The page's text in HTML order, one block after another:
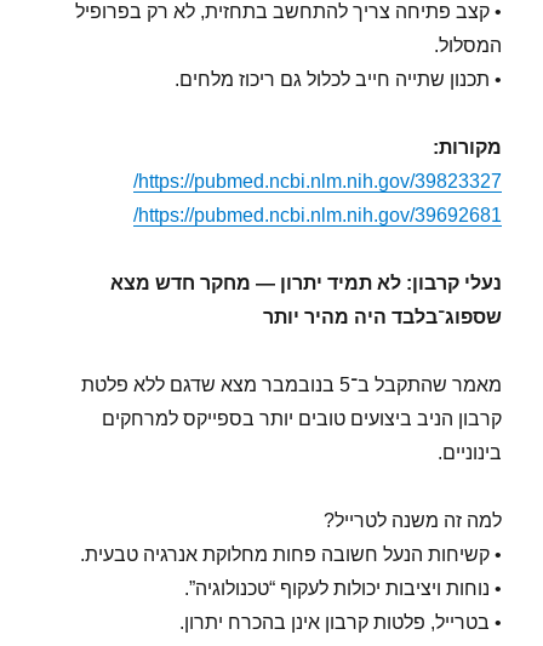
• קצב פתיחה צריך להתחשב בתחזית, לא רק בפרופיל
המסלול.
• תכנון שתייה חייב לכלול גם ריכוז מלחים.
מקורות:
https://pubmed.ncbi.nlm.nih.gov/39823327/
https://pubmed.ncbi.nlm.nih.gov/39692681/
נעלי קרבון: לא תמיד יתרון — מחקר חדש מצא
שספוג־בלבד היה מהיר יותר
מאמר שהתקבל ב־5 בנובמבר מצא שדגם ללא פלטת
קרבון הניב ביצועים טובים יותר בספייקס למרחקים
בינוניים.
למה זה משנה לטרייל?
• קשיחות הנעל חשובה פחות מחלוקת אנרגיה טבעית.
• נוחות ויציבות יכולות לעקוף “טכנולוגיה”.
• בטרייל, פלטות קרבון אינן בהכרח יתרון.